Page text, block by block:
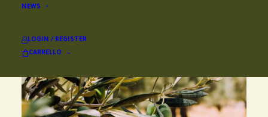
NEWS
LOGIN / REGISTER
CARRELLO